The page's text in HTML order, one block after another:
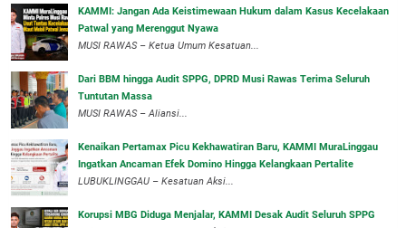
‎KAMMI: Jangan Ada Keistimewaan Hukum dalam Kasus Kecelakaan
Patwal yang Merenggut Nyawa
‎MUSI RAWAS – Ketua Umum Kesatuan...
Dari BBM hingga Audit SPPG, DPRD Musi Rawas Terima Seluruh
Tuntutan Massa
MUSI RAWAS – Aliansi...
‎Kenaikan Pertamax Picu Kekhawatiran Baru, KAMMI MuraLinggau
Ingatkan Ancaman Efek Domino Hingga Kelangkaan Pertalite
‎LUBUKLINGGAU – Kesatuan Aksi...
Korupsi MBG Diduga Menjalar, KAMMI Desak Audit Seluruh SPPG